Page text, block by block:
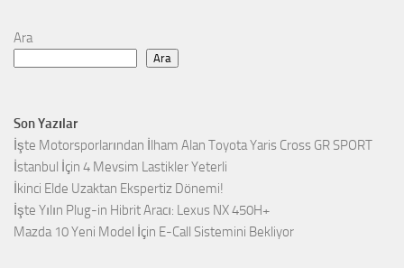
Ara
Ara
Son Yazılar
İşte Motorsporlarından İlham Alan Toyota Yaris Cross GR SPORT
İstanbul İçin 4 Mevsim Lastikler Yeterli
İkinci Elde Uzaktan Ekspertiz Dönemi!
İşte Yılın Plug-in Hibrit Aracı: Lexus NX 450H+
Mazda 10 Yeni Model İçin E-Call Sistemini Bekliyor